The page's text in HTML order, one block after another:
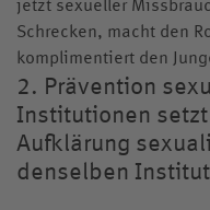
Internatsleben A – Z
Links
Klostergeschichten
Knabenchor „Stella
Kollegskollektion
Cathrin Stoll
Katrin Hoffmann-
Schrecken, macht den
komplimentiert den
2. Prävention
Institutionen
Aufklärung
denselben